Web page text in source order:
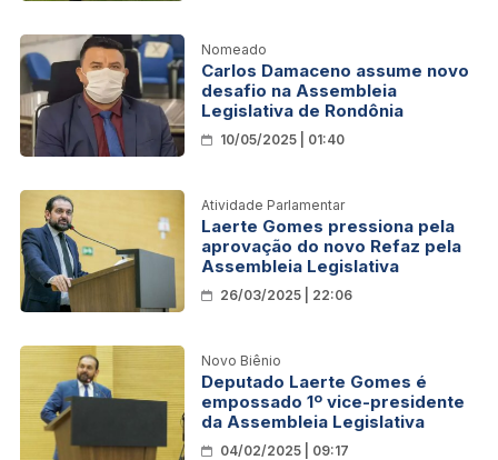
Nomeado
Carlos Damaceno assume novo
desafio na Assembleia
Legislativa de Rondônia
10/05/2025 | 01:40
Atividade Parlamentar
Laerte Gomes pressiona pela
aprovação do novo Refaz pela
Assembleia Legislativa
26/03/2025 | 22:06
Novo Biênio
Deputado Laerte Gomes é
empossado 1º vice-presidente
da Assembleia Legislativa
04/02/2025 | 09:17